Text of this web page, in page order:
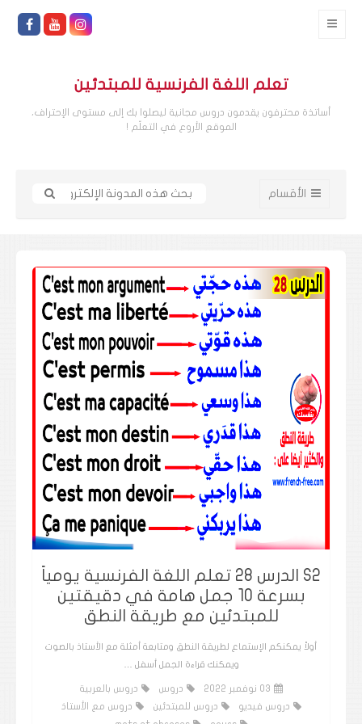
تعلم اللغة الفرنسية للمبتدئين
أساتذة محترفون يقدمون دروس مجانية ليصلوا بك إلى مستوى الإحتراف،
الموقع الأروع في التعلّم !
الأقسام
S2 الدرس 28 تعلم اللغة الفرنسية يومياً
بسرعة 10 جمل هامة في دقيقتين
للمبتدئين مع طريقة النطق
أولاً يمكنكم الإستماع لطريقة النطق ومتابعة أمثلة مع الأستاذ بالصوت
ويمكنك قراءة الجمل أسفل …
03 نوفمبر 2022 دروس
دروس بالعربية
دروس فيديو
دروس للمبتدئين
دروس مع الأستاذ